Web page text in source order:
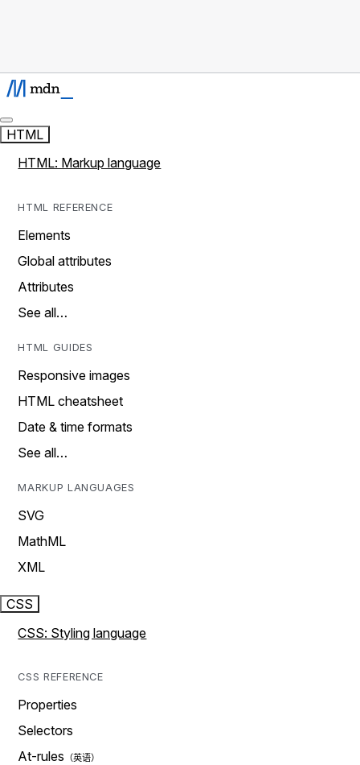
HTML
HTML: Markup language
HTML REFERENCE
Elements
Global attributes
Attributes
See all…
HTML GUIDES
Responsive images
HTML cheatsheet
Date & time formats
See all…
MARKUP LANGUAGES
SVG
MathML
XML
CSS
CSS: Styling language
CSS REFERENCE
Properties
Selectors
At-rules